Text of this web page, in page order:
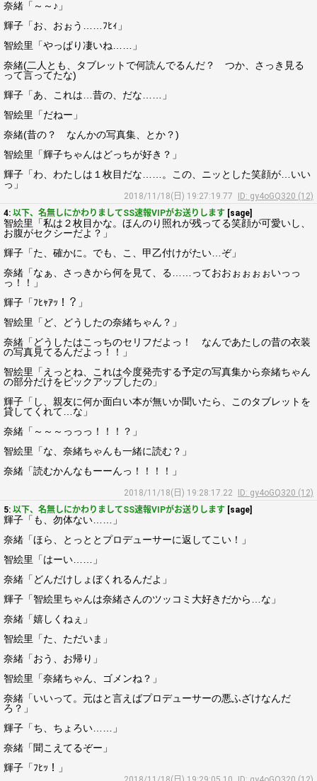
奈緒「～～♪」
輝子「お、おぉう……ﾌﾋｨ」
智絵里「やっぱり凄いね……」
奈緒(二人とも、タブレットで何読んでるんだ？ つか、さっき見る
って言ってたな)
輝子「あ、これは…昔の、だな……」
智絵里「だねー」
奈緒(昔の？ なんかの写真集、とか？)
智絵里「輝子ちゃんはどっちが好き？」
輝子「わ、わたしは１枚目だな……。この、ニッとした笑顔が…いい
っ」
2018/11/18(日) 19:27:19.77
ID: gy4oGQ320 (12)
4: 以下、名無しにかわりましてSS速報VIPがお送りします [sage]
智絵里「私は２枚目かな。ほんのり照れが残ってる笑顔が可愛いし、
お腹がセクシーだよ？」
輝子「た、確かに。でも、こ、甲乙付けがたい…ぞ」
奈緒「なぁ、さっきから何を見て、る……っておおぉぉぉぉいっっ
っ！！」
輝子「ﾌﾋｬｱｯ！？」
智絵里「ど、どうしたの奈緒ちゃん？」
奈緒「どうしたはこっちのセリフだよっ！ なんであたしの昔の衣装
の写真見てるんだよっ！！」
智絵里「えっとね、これは今度発売する予定の写真集から奈緒ちゃん
の部分だけをピックアップしたの」
輝子「し、親友に何か面白い本が無いか聞いたら、このタブレットを
貸してくれて…な」
奈緒「～～～っっっ！！！？」
智絵里「な、奈緒ちゃんも一緒に読む？」
奈緒「読むかんなもーーんっ！！！！」
2018/11/18(日) 19:28:17.22
ID: gy4oGQ320 (12)
5: 以下、名無しにかわりましてSS速報VIPがお送りします [sage]
輝子「も、勿体ない……」
奈緒「ほら、とっととプロデューサーに返してこい！」
智絵里「はーい……」
奈緒「どんだけしょぼくれるんだよ」
輝子「智絵里ちゃんは奈緒さんのツッコミ大好きだから…な」
奈緒「嬉しくねぇ」
智絵里「た、ただいま」
奈緒「おう、お帰り」
智絵里「奈緒ちゃん、ゴメンね？」
奈緒「いいって。元はと言えばプロデューサーの悪ふざけなんだ
ろ？」
輝子「ち、ちょろい……」
奈緒「聞こえてるぞー」
輝子「ﾌﾋｯ！」